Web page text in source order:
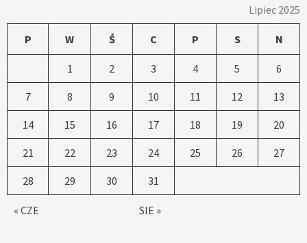
Lipiec 2025
P W Ś C P S N
« CZE SIE »
1 2 3 4 5 6
7 8 9 10 11 12 13
14 15 16 17 18 19 20
21 22 23 24 25 26 27
28 29 30 31